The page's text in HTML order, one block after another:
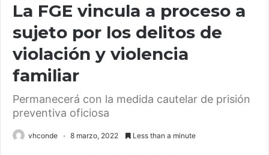
La FGE vincula a proceso a
sujeto por los delitos de
violación y violencia
familiar
Permanecerá con la medida cautelar de prisión
preventiva oficiosa
vhconde 8 marzo, 2022 Less than a minute